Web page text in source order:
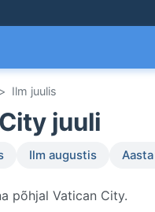
> Ilm juulis
juuli
Ilm augustis
põhjal Vatican City.